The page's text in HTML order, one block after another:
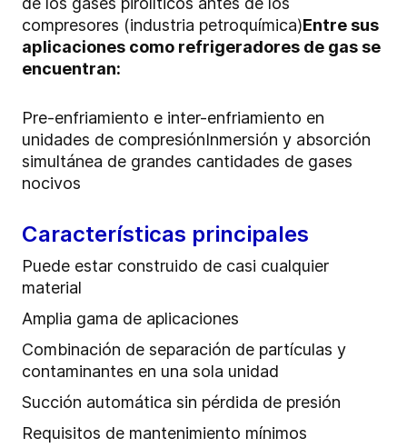
compresores (industria petroquímica)Entre sus
aplicaciones como refrigeradores de gas se
encuentran:
Pre-enfriamiento e inter-enfriamiento en
unidades de compresiónInmersión y absorción
simultánea de grandes cantidades de gases
nocivos
Características principales
Puede estar construido de casi cualquier
material
Amplia gama de aplicaciones
Combinación de separación de partículas y
contaminantes en una sola unidad
Succión automática sin pérdida de presión
Requisitos de mantenimiento mínimos